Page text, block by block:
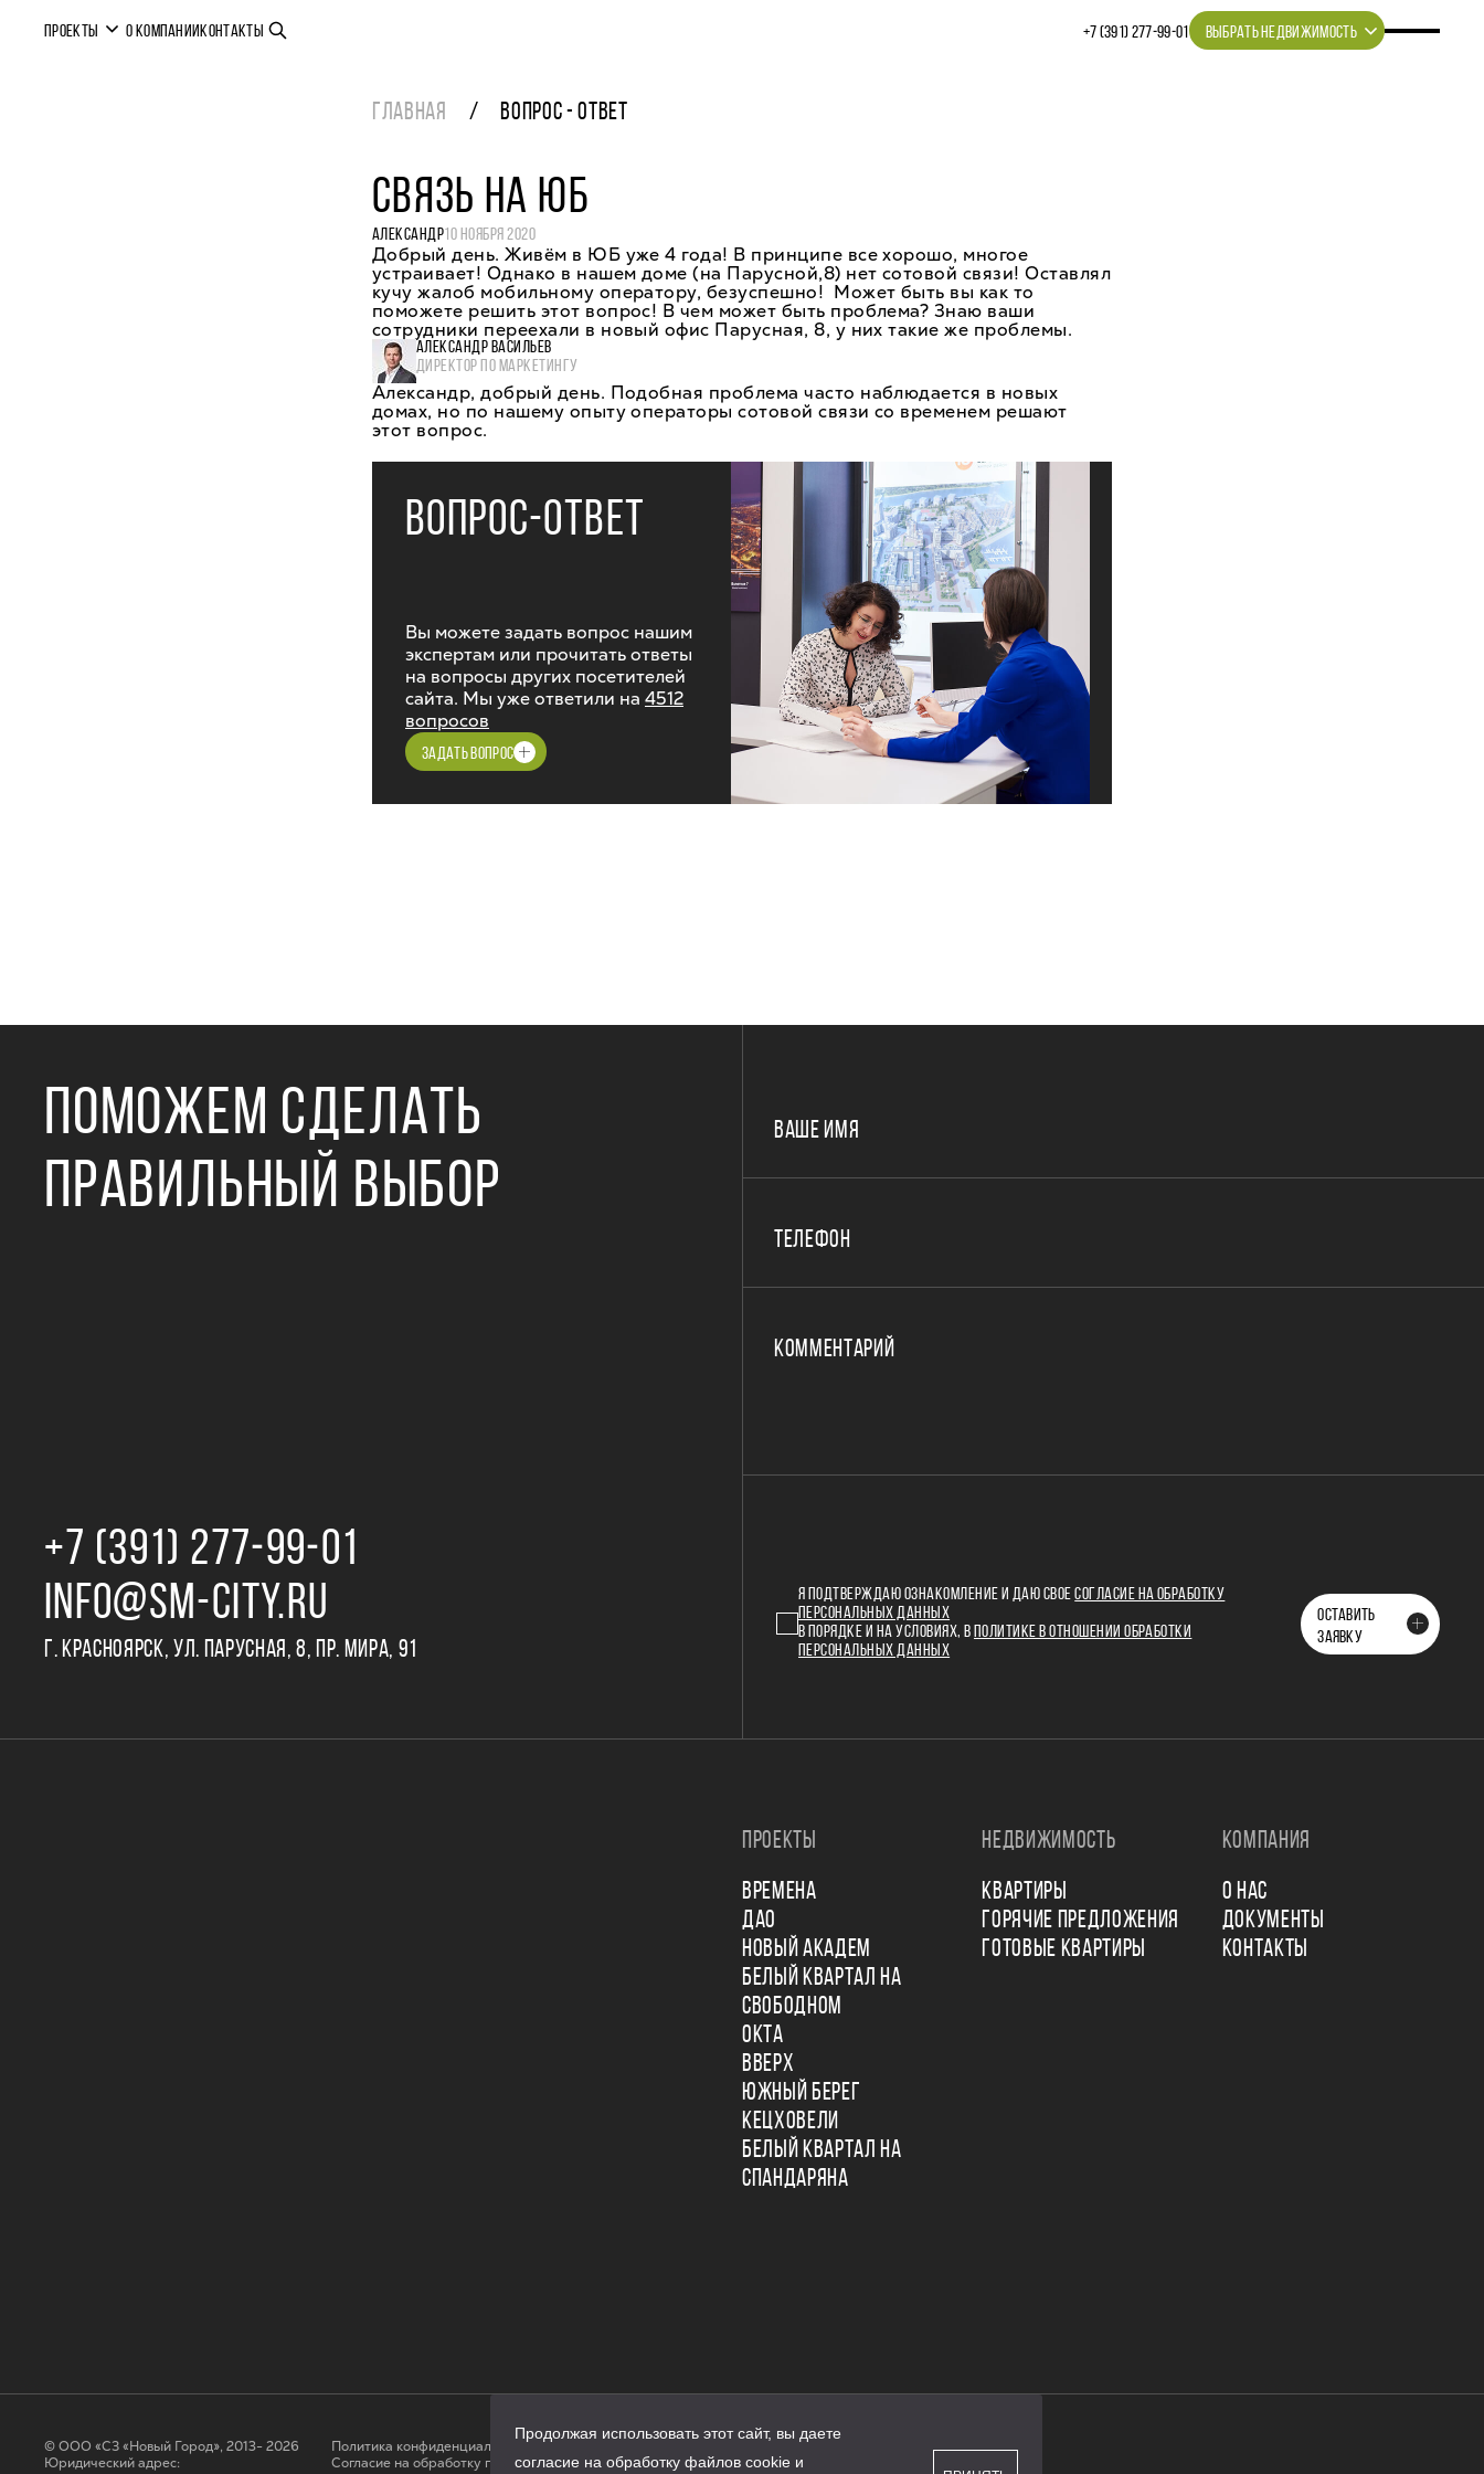
ПРОЕКТЫ О КОМПАНИИКОНТАКТЫ +7 (391) 277‒99‒01 ВЫБРАТЬ НЕДВИЖИМОСТЬ
ГЛАВНАЯ ВОПРОС - ОТВЕТ
СВЯЗЬ НА ЮБ
АЛЕКСАНДР10 НОЯБРЯ 2020
Добрый день. Живём в ЮБ уже 4 года! В принципе все хорошо, многое
устраивает! Однако в нашем доме (на Парусной,8) нет сотовой связи! Оставлял
кучу жалоб мобильному оператору, безуспешно! Может быть вы как то
поможете решить этот вопрос! В чем может быть проблема? Знаю ваши
сотрудники переехали в новый офис Парусная, 8, у них такие же проблемы.
АЛЕКСАНДР ВАСИЛЬЕВ
ДИРЕКТОР ПО МАРКЕТИНГУ
Александр, добрый день. Подобная проблема часто наблюдается в новых
домах, но по нашему опыту операторы сотовой связи со временем решают
этот вопрос.
ВОПРОС-ОТВЕТ
Вы можете задать вопрос нашим
экспертам или прочитать ответы
на вопросы других посетителей
сайта. Мы уже ответили на 4512
вопросов
ЗАДАТЬ ВОПРОС
ПОМОЖЕМ СДЕЛАТЬ
ПРАВИЛЬНЫЙ ВЫБОР
+7 (391) 277‒99‒01
INFO@SM-CITY.RU
Г. КРАСНОЯРСК, УЛ. ПАРУСНАЯ, 8, ПР. МИРА, 91
ВАШЕ ИМЯ
ТЕЛЕФОН
КОММЕНТАРИЙ
Я ПОДТВЕРЖДАЮ ОЗНАКОМЛЕНИЕ И ДАЮ СВОЕСОГЛАСИЕ НА ОБРАБОТКУ
ПЕРСОНАЛЬНЫХ ДАННЫХ
В ПОРЯДКЕ И НА УСЛОВИЯХ, В
ПОЛИТИКЕ В ОТНОШЕНИИ ОБРАБОТКИ
ПЕРСОНАЛЬНЫХ ДАННЫХ
ОСТАВИТЬ
ЗАЯВКУ
ПРОЕКТЫ
ВРЕМЕНА
ДАО
НОВЫЙ АКАДЕМ
БЕЛЫЙ КВАРТАЛ НА
СВОБОДНОМ
ОКТА
ВВЕРХ
ЮЖНЫЙ БЕРЕГ
КЕЦХОВЕЛИ
БЕЛЫЙ КВАРТАЛ НА
СПАНДАРЯНА
НЕДВИЖИМОСТЬ
КВАРТИРЫ
ГОРЯЧИЕ ПРЕДЛОЖЕНИЯ
ГОТОВЫЕ КВАРТИРЫ
КОМПАНИЯ
О НАС
ДОКУМЕНТЫ
КОНТАКТЫ
© ООО «СЗ «Новый Город», 2013- 2026
Юридический адрес:
Политика конфиденциальности
Согласие на обработку персональных данных
Продолжая использовать этот сайт, вы даете
согласие на обработку файлов cookie и